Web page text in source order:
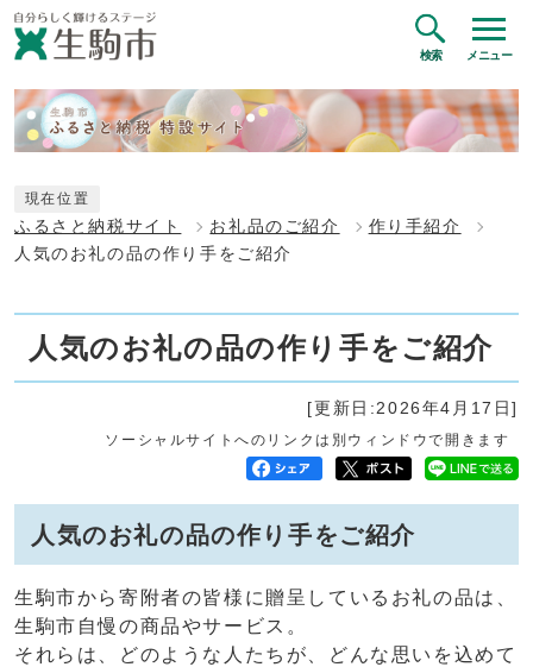
検索 メニュー
現在位置
ふるさと納税サイト お礼品のご紹介
作り手紹介
人気のお礼の品の作り手をご紹介
人気のお礼の品の作り手をご紹介
[更新日:2026年4月17日]
ソーシャルサイトへのリンクは別ウィンドウで開きます
人気のお礼の品の作り手をご紹介
生駒市から寄附者の皆様に贈呈しているお礼の品は、
生駒市自慢の商品やサービス。
それらは、どのような人たちが、どんな思いを込めて